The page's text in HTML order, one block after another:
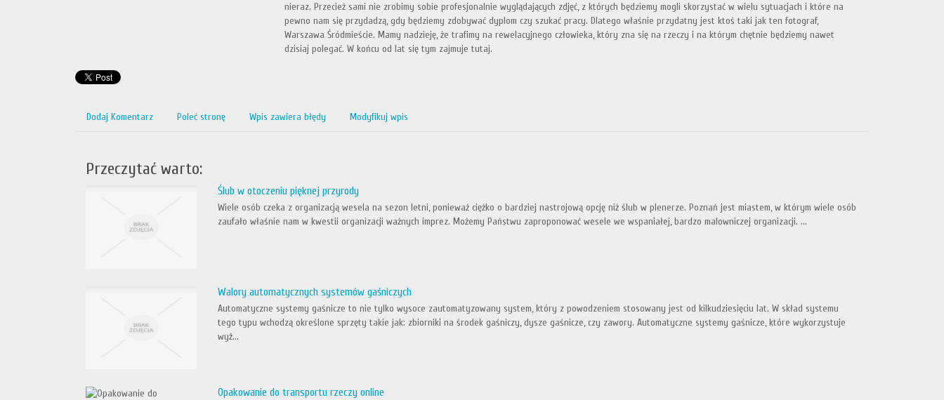
nieraz. Przecież sami nie zrobimy sobie profesjonalnie wyglądających zdjęć, z których będziemy mogli skorzystać w wielu sytuacjach i które na
pewno nam się przydadzą, gdy będziemy zdobywać dyplom czy szukać pracy. Dlatego właśnie przydatny jest ktoś taki jak ten fotograf,
Warszawa Śródmieście. Mamy nadzieję, że trafimy na rewelacyjnego człowieka, który zna się na rzeczy i na którym chętnie będziemy nawet
dzisiaj polegać. W końcu od lat się tym zajmuje tutaj.
Dodaj Komentarz Poleć stronę Wpis zawiera błędy Modyfikuj wpis
Przeczytać warto:
Ślub w otoczeniu pięknej przyrody
Wiele osób czeka z organizacją wesela na sezon letni, ponieważ ciężko o bardziej nastrojową opcję niż ślub w plenerze. Poznań jest miastem, w którym wiele osób
zaufało właśnie nam w kwestii organizacji ważnych imprez. Możemy Państwu zaproponować wesele we wspaniałej, bardzo malowniczej organizacji. ...
Walory automatycznych systemów gaśniczych
Automatyczne systemy gaśnicze to nie tylko wysoce zautomatyzowany system, który z powodzeniem stosowany jest od kilkudziesięciu lat. W skład systemu
tego typu wchodzą określone sprzęty takie jak: zbiorniki na środek gaśniczy, dysze gaśnicze, czy zawory. Automatyczne systemy gaśnicze, które wykorzystuje
wyż...
Opakowanie do transportu rzeczy online